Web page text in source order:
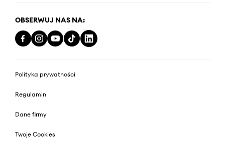
OBSERWUJ NAS NA:
Polityka prywatności
Regulamin
Dane firmy
Twoje Cookies